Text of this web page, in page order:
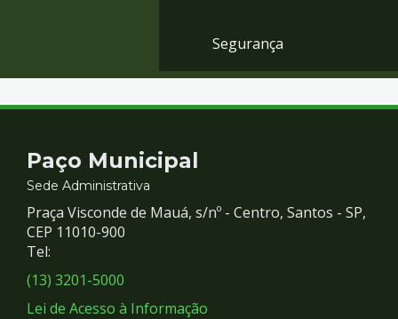
Segurança
Contato
e
Redes
Sociais
Paço Municipal
Sede Administrativa
Praça Visconde de Mauá, s/nº - Centro, Santos - SP,
CEP 11010-900
Tel:
(13) 3201-5000
Lei de Acesso à Informação